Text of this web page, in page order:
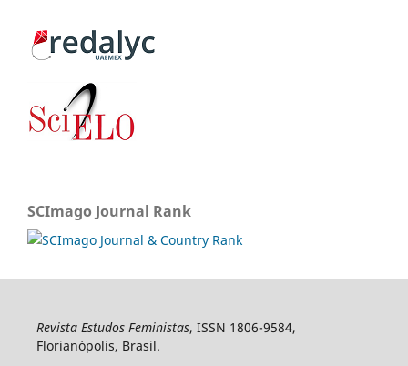
SCImago Journal Rank
Revista Estudos Feministas, ISSN 1806-9584,
Florianópolis, Brasil.